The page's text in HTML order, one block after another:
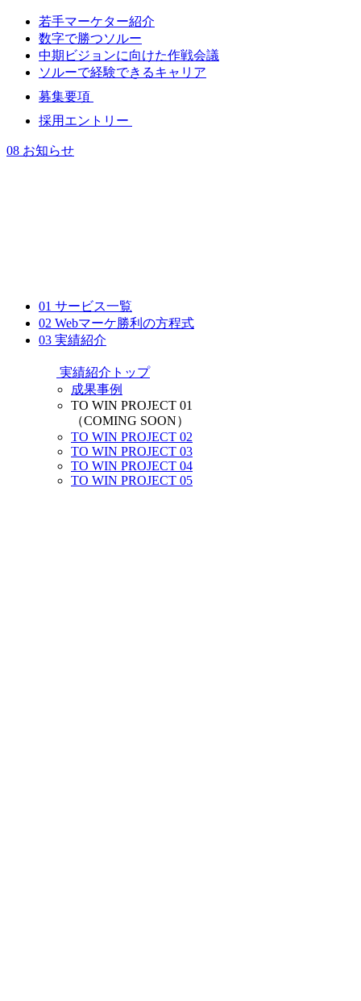
若手マーケター紹介
数字で勝つソルー
中期ビジョンに向けた作戦会議
ソルーで経験できるキャリア
募集要項
採用エントリー
08 お知らせ
01 サービス一覧
02 Webマーケ勝利の方程式
03 実績紹介
実績紹介トップ
成果事例
TO WIN PROJECT 01
（COMING SOON）
TO WIN PROJECT 02
TO WIN PROJECT 03
TO WIN PROJECT 04
TO WIN PROJECT 05